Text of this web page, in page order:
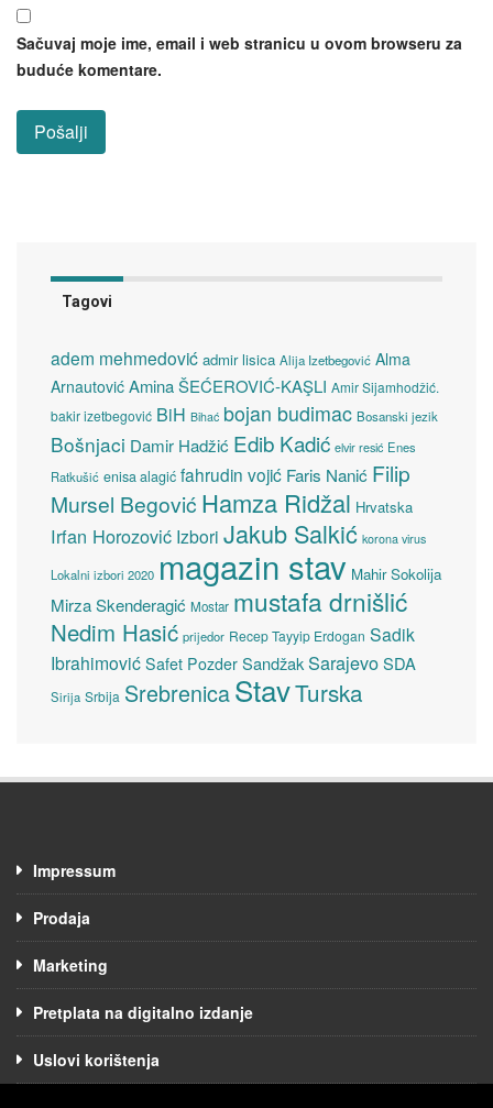
Sačuvaj moje ime, email i web stranicu u ovom browseru za
buduće komentare.
Tagovi
adem mehmedović admir lisica Alija Izetbegović Alma
Arnautović Amina ŠEĆEROVIĆ-KAŞLI Amir Sijamhodžić.
bakir izetbegović BiH Bihać bojan budimac Bosanski jezik
Bošnjaci Damir Hadžić Edib Kadić elvir resić Enes
Ratkušić enisa alagić fahrudin vojić Faris Nanić Filip
Mursel Begović Hamza Ridžal Hrvatska
Irfan Horozović Izbori Jakub Salkić korona virus
Lokalni izbori 2020 magazin stav Mahir Sokolija
Mirza Skenderagić Mostar mustafa drnišlić
Nedim Hasić prijedor Recep Tayyip Erdogan Sadik
Ibrahimović Safet Pozder SandžakSarajevoSDA
Sirija Srbija SrebrenicaStavTurska
Impressum
Prodaja
Marketing
Pretplata na digitalno izdanje
Uslovi korištenja